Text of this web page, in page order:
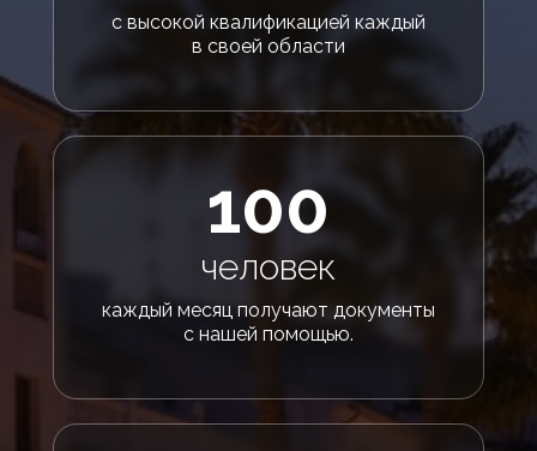
с высокой квалификацией каждый
в своей области
человек
каждый месяц получают документы
с нашей помощью.
100